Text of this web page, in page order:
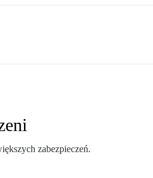
zabezpieczeń.